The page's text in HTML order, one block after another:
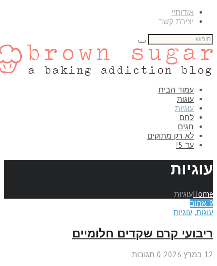
אודותיי
יצירת קשר
עמוד הבית
עוגות
עוגיות
לחם
חגים
לא רק מתוקים
עד 5!
עוגיות
אהוב
,עוגיות
קרם שקדים חלומיים
0תגובות